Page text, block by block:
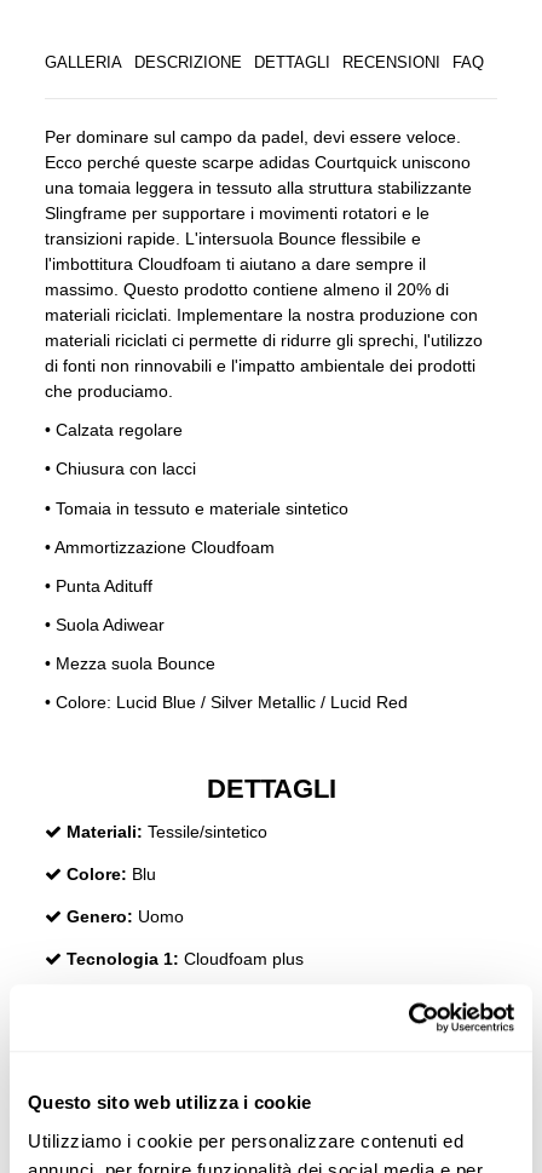
Questo sito web utilizza i cookie
Utilizziamo i cookie per personalizzare contenuti ed
GALLERIA DESCRIZIONE DETTAGLI RECENSIONI FAQ
Per dominare sul campo da padel, devi essere veloce.
Ecco perché queste scarpe adidas Courtquick uniscono
una tomaia leggera in tessuto alla struttura stabilizzante
Slingframe per supportare i movimenti rotatori e le
transizioni rapide. L'intersuola Bounce flessibile e
l'imbottitura Cloudfoam ti aiutano a dare sempre il
massimo. Questo prodotto contiene almeno il 20% di
materiali riciclati. Implementare la nostra produzione con
materiali riciclati ci permette di ridurre gli sprechi, l'utilizzo
di fonti non rinnovabili e l'impatto ambientale dei prodotti
che produciamo.
• Calzata regolare
• Chiusura con lacci
• Tomaia in tessuto e materiale sintetico
• Ammortizzazione Cloudfoam
• Punta Adituff
• Suola Adiwear
• Mezza suola Bounce
• Colore: Lucid Blue / Silver Metallic / Lucid Red
DETTAGLI
Materiali: Tessile/sintetico
Colore: Blu
Genero: Uomo
Tecnologia 1: Cloudfoam plus
Contiene almeno il 20% di materiale
RECENSIONI